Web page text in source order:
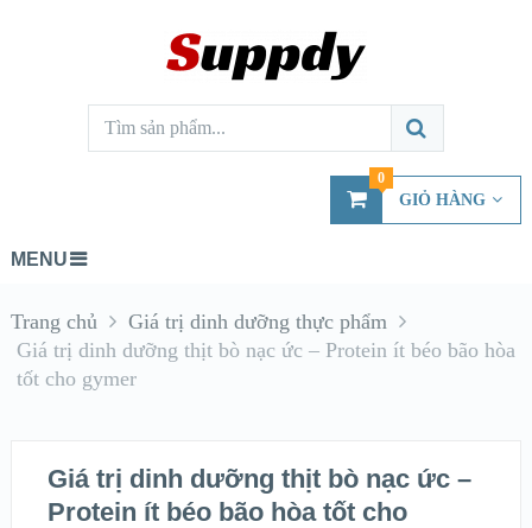
GIỎ HÀNG
0
MENU
Trang chủ
Giá trị dinh dưỡng thực phẩm
Giá trị dinh dưỡng thịt bò nạc ức – Protein ít béo bão hòa
tốt cho gymer
Giá trị dinh dưỡng thịt bò nạc ức –
Protein ít béo bão hòa tốt cho